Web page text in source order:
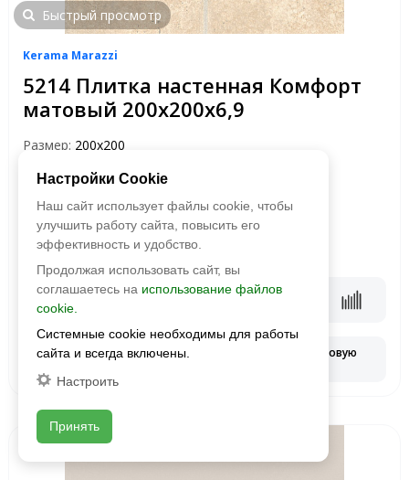
Быстрый просмотр
Kerama Marazzi
5214 Плитка настенная Комфорт
матовый 200х200х6,9
Размер: 200х200
Тип:глазурованная
Толщина:6.9 мм
Цвета:
937 руб./м2
В корзину
Смотреть наличие
Запросить оптовую
Настройки Cookie
Наш сайт использует файлы cookie, чтобы
улучшить работу сайта, повысить его
эффективность и удобство.
Продолжая использовать сайт, вы
соглашаетесь на использование файлов
cookie.
Системные cookie необходимы для работы
сайта и всегда включены.
Настроить
Принять